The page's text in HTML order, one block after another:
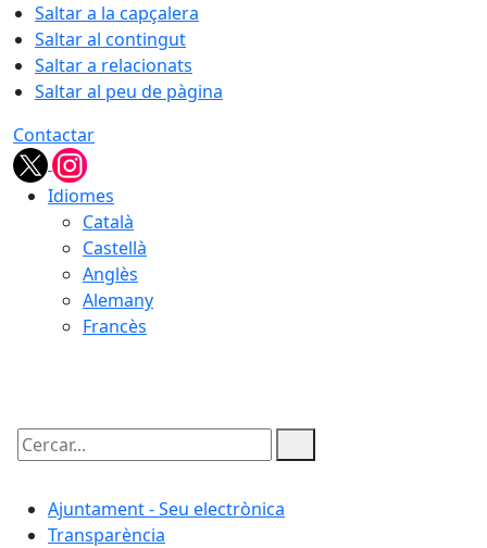
Saltar a la capçalera
Saltar al contingut
Saltar a relacionats
Saltar al peu de pàgina
Contactar
Idiomes
Català
Castellà
Anglès
Alemany
Francès
Cercar:
Ajuntament - Seu electrònica
Transparència